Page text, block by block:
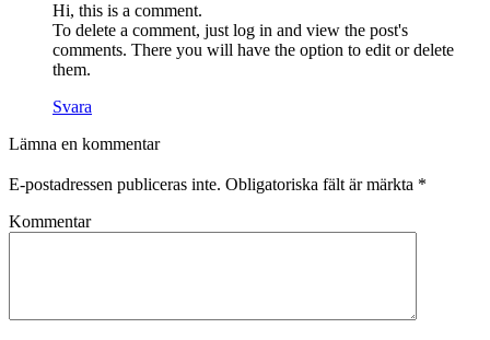
Hi, this is a comment.
To delete a comment, just log in and view the post's
comments. There you will have the option to edit or delete
them.
Svara
Lämna en kommentar
E-postadressen publiceras inte. Obligatoriska fält är märkta *
Kommentar